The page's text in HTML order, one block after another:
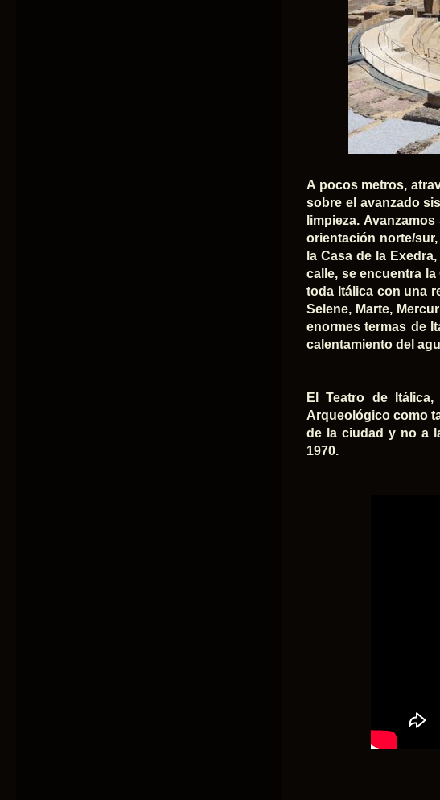
A pocos metros,
sobre el avanzado
limpieza.
orientación norte/
la Casa de la
calle, se encuentra
toda Itálica con una
Selene, Marte,
enormes termas de
calentamiento del
El Teatro de
Arqueológico como
de la ciudad y no a
1970.